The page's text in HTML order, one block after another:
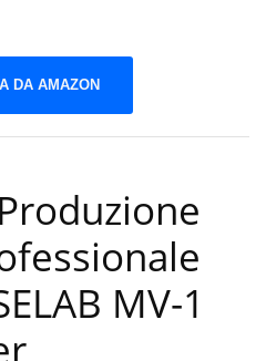
DA AMAZON
MV-1